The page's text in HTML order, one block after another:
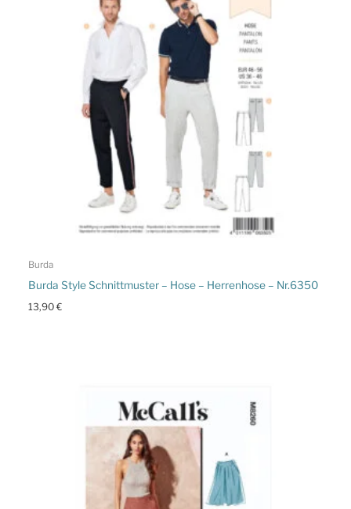
Burda
Burda Style Schnittmuster – Hose – Herrenhose – Nr.6350
13,90€